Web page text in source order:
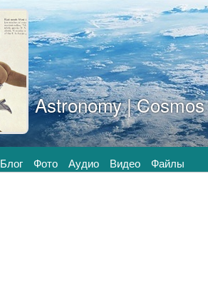
Astronomy | Cosmos
Блог Фото Аудио Видео Файлы